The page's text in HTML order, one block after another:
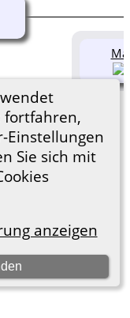
fortfahren,
Einstellungen
Sie sich mit
anzeigen
Sitebuilding
© 2001-2026.